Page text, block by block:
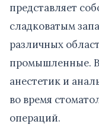
представляет
сладковатым
различных
промышленные. В
анестетик и
во время
операций.